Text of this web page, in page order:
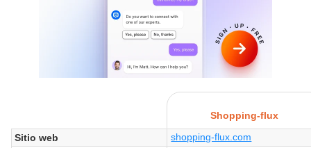
Shopping-flux
Sitio web
shopping-flux.com